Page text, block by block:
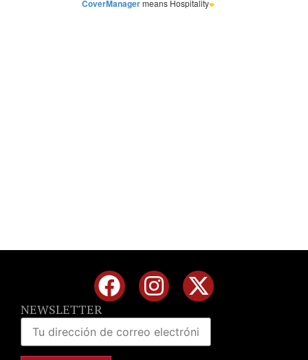
NEWSLETTER